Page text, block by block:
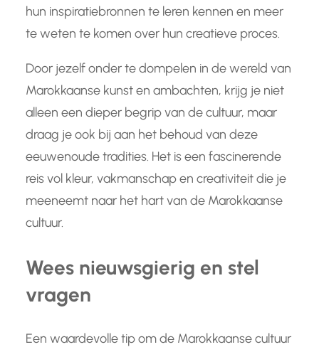
hun inspiratiebronnen te leren kennen en meer
te weten te komen over hun creatieve proces.
Door jezelf onder te dompelen in de wereld van
Marokkaanse kunst en ambachten, krijg je niet
alleen een dieper begrip van de cultuur, maar
draag je ook bij aan het behoud van deze
eeuwenoude tradities. Het is een fascinerende
reis vol kleur, vakmanschap en creativiteit die je
meeneemt naar het hart van de Marokkaanse
cultuur.
Wees nieuwsgierig en stel
vragen
Een waardevolle tip om de Marokkaanse cultuur